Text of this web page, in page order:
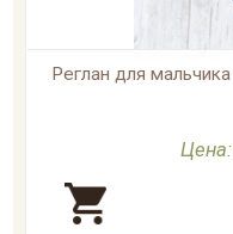
Реглан для
Цена: